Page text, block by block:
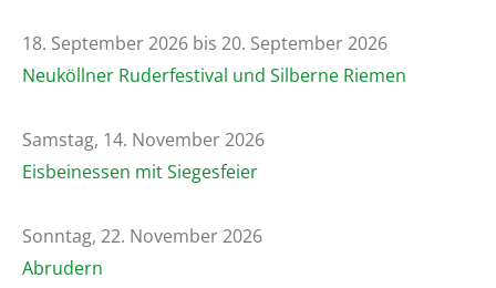
18. September 2026 bis 20. September 2026
Neuköllner Ruderfestival und Silberne Riemen
Samstag, 14. November 2026
Eisbeinessen mit Siegesfeier
Sonntag, 22. November 2026
Abrudern